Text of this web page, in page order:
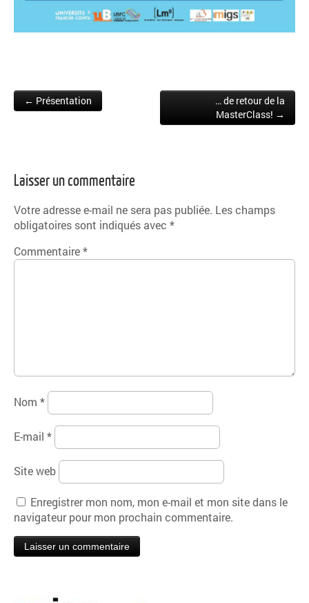
Post navigation
← Présentation
… de retour de la
MasterClass! →
Laisser un commentaire
Votre adresse e-mail ne sera pas publiée. Les champs
obligatoires sont indiqués avec *
Commentaire*
Nom *
E-mail *
Site web
Enregistrer mon nom, mon e-mail et mon site dans le
navigateur pour mon prochain commentaire.